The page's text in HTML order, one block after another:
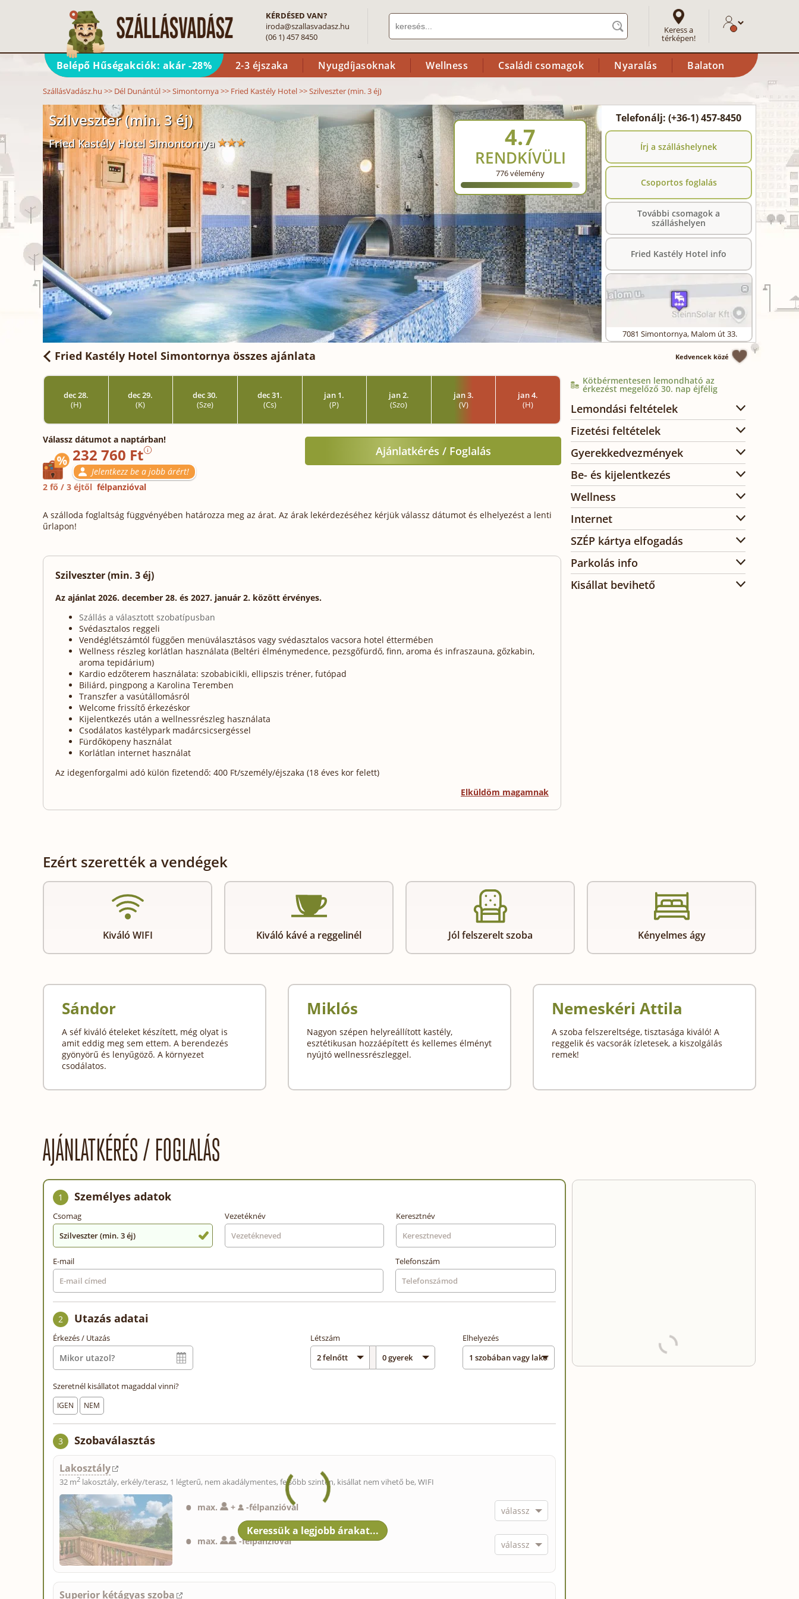
KÉRDÉSED VAN?
iroda@szallasvadasz.hu
(06 1) 457 8450
Keress a
térképen!
Belépő Hűségakciók: akár -28% 2-3 éjszaka Nyugdíjasoknak Wellness Családi csomagok Nyaralás Balaton
SzállásVadász.hu >> Dél Dunántúl>>Simontornya>> Fried Kastély Hotel>>Szilveszter (min. 3 éj)
Szilveszter (min. 3 éj)
Fried Kastély Hotel Simontornya 4.7
RENDKÍVÜLI
776vélemény
Telefonálj: (+36-1) 457-8450
Írj a szálláshelynek
Csoportos foglalás
További csomagok a
szálláshelyen
Fried Kastély Hotel info
7081 Simontornya, Malom út 33.
Fried Kastély Hotel Simontornya összes ajánlata Kedvencek közé
dec 28.
(H)
dec 29.
(K)
dec 30.
(Sze)
dec 31.
(Cs)
jan 1.
(P)
jan 2.
(Szo)
jan 3.
(V)
jan 4.
(H)
Válassz dátumot a naptárban!
232 760 Ft
Jelentkezz be a jobb árért!
2 fő / 3 éjtől félpanzióval
Ajánlatkérés / Foglalás
A szálloda foglaltság függvényében határozza meg az árat. Az árak lekérdezéséhez kérjük válassz dátumot és elhelyezést a lenti
űrlapon!
Szilveszter (min. 3 éj)
Az ajánlat 2026. december 28. és 2027. január 2. között érvényes.
Szállás a választott szobatípusban
Svédasztalos reggeli
Vendéglétszámtól függően menüválasztásos vagy svédasztalos vacsora hotel éttermében
Wellness részleg korlátlan használata (Beltéri élménymedence, pezsgőfürdő, finn, aroma és infraszauna, gőzkabin,
aroma tepidárium)
Kardio edzőterem használata: szobabicikli, ellipszis tréner, futópad
Biliárd, pingpong a Karolina Teremben
Transzfer a vasútállomásról
Welcome frissítő érkezéskor
Kijelentkezés után a wellnessrészleg használata
Csodálatos kastélypark madárcsicsergéssel
Fürdőköpeny használat
Korlátlan internet használat
Az idegenforgalmi adó külön fizetendő: 400 Ft/személy/éjszaka (18 éves kor felett)
Elküldöm magamnak
Kötbérmentesen lemondható az
érkezést megelőző 30. nap éjfélig
Lemondási feltételek
Fizetési feltételek
Gyerekkedvezmények
Be- és kijelentkezés
Wellness
Internet
SZÉP kártya elfogadás
Parkolás info
Kisállat bevihető
Ezért szerették a vendégek
Kiváló WIFI Kiváló kávé a reggelinél Jól felszerelt szoba Kényelmes ágy
Sándor
A séf kiváló ételeket készített, még olyat is
amit eddig meg sem ettem. A berendezés
gyönyörű és lenyűgöző. A környezet
csodálatos.
Miklós
Nagyon szépen helyreállított kastély,
esztétikusan hozzáépített és kellemes élményt
nyújtó wellnessrészleggel.
Nemeskéri Attila
A szoba felszereltsége, tisztasága kiváló! A
reggelik és vacsorák ízletesek, a kiszolgálás
remek!
AJÁNLATKÉRÉS / FOGLALÁS
1 Személyes adatok
Csomag
Szilveszter (min. 3 éj)
Vezetéknév Keresztnév
E-mail Telefonszám
2 Utazás adatai
Érkezés / Utazás Létszám Elhelyezés
Szeretnél kisállatot magaddal vinni?
IGEN NEM
3 Szobaválasztás
Lakosztály
32 m2 lakosztály, erkély/terasz, 1 légterű, nem akadálymentes, felsőbb szinten, kisállat nem vihető be, WIFI
max. + -félpanzióval
max. -félpanzióval
Superior kétágyas szoba